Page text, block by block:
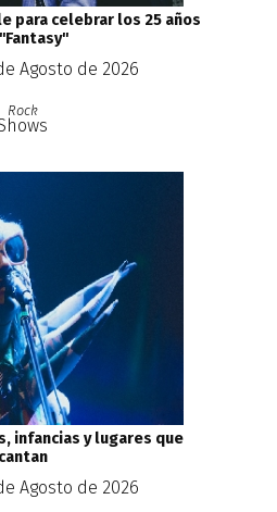
para celebrar los 25 años
Agosto de 2026
Rock
infancias y lugares que
cantan
Agosto de 2026